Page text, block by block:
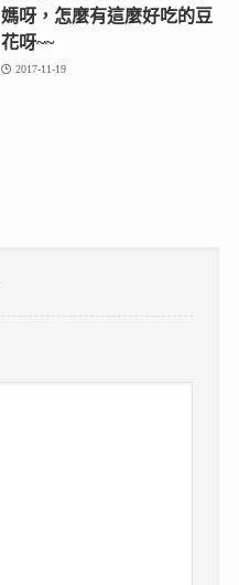
媽呀，怎麼有這麼好吃的豆
花呀~~
2017-11-19